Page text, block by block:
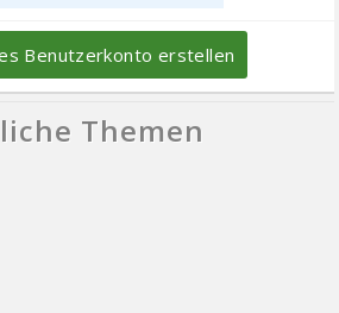
Benutzerkonto erstellen
Themen